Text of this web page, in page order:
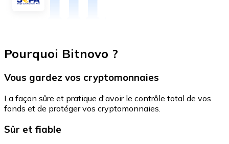
Pourquoi Bitnovo ?
Vous gardez vos cryptomonnaies
La façon sûre et pratique d'avoir le contrôle total de vos
fonds et de protéger vos cryptomonnaies.
Sûr et fiable